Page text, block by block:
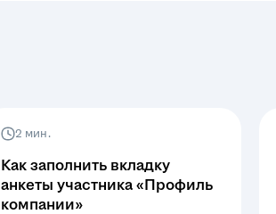
2 мин.
Как заполнить вкладку
анкеты участника «Профиль
компании»